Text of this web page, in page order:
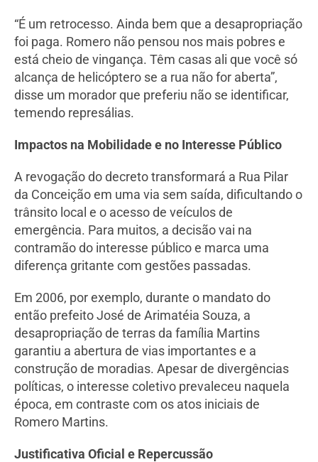
“É um retrocesso. Ainda bem que a desapropriação
foi paga. Romero não pensou nos mais pobres e
está cheio de vingança. Têm casas ali que você só
alcança de helicóptero se a rua não for aberta”,
disse um morador que preferiu não se identificar,
temendo represálias.
Impactos na Mobilidade e no Interesse Público
A revogação do decreto transformará a Rua Pilar
da Conceição em uma via sem saída, dificultando o
trânsito local e o acesso de veículos de
emergência. Para muitos, a decisão vai na
contramão do interesse público e marca uma
diferença gritante com gestões passadas.
Em 2006, por exemplo, durante o mandato do
então prefeito José de Arimatéia Souza, a
desapropriação de terras da família Martins
garantiu a abertura de vias importantes e a
construção de moradias. Apesar de divergências
políticas, o interesse coletivo prevaleceu naquela
época, em contraste com os atos iniciais de
Romero Martins.
Justificativa Oficial e Repercussão